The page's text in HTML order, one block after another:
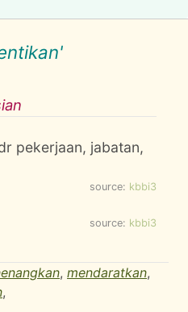
pekerjaan, jabatan,
source: kbbi3
source: kbbi3
, mendaratkan,
,